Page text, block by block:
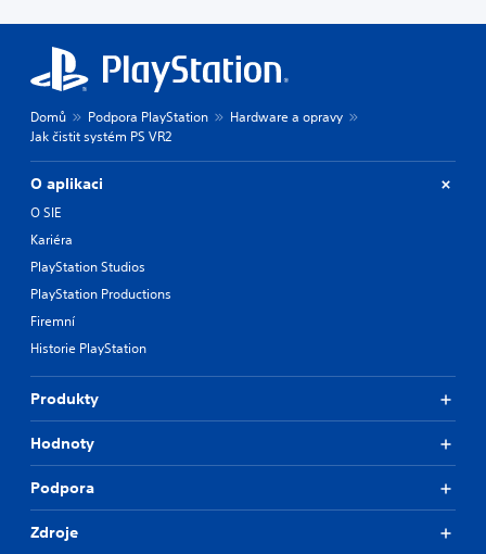
Domů Podpora PlayStation
Hardware a opravy
Jak čistit systém PS VR2
O aplikaci
O SIE
Kariéra
PlayStation Studios
PlayStation Productions
Firemní
Historie PlayStation
Produkty
Hodnoty
Podpora
Zdroje